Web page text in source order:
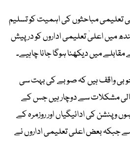
تعلیمی مباحثوں کی اہمیت کو تسلیم
میں اعلیٰ تعلیمی اداروں کو درپیش
میں دیکھنا ہوگا جانا چاہیے۔
واقف ہیں کہ صوبے کی بہت سی
مشکلات سے دوچار ہیں جس کے
و پنشن کی ادائیگیاں اور روزمرہ کے
ہے جبکہ بعض اعلی تعلیمی اداروں نے